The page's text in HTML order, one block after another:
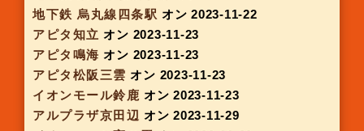
アピタ木曽川 オン 2023-10-19
イオンモール 福岡伊都
イオンモール大日
イオンモールセンリト
アピタ江南西
オン 2023-10-21
アルプラザ堅田 オン 2023-10-25
大阪モノレール千里中央